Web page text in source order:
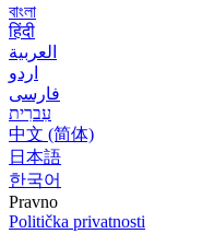
বাংলা
हिंदी
العربية
اردو
فارسی
עִברִית
中文 (简体)
日本語
한국어
Pravno
Politička privatnosti